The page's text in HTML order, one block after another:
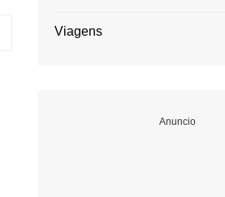
Viagens
Anuncio